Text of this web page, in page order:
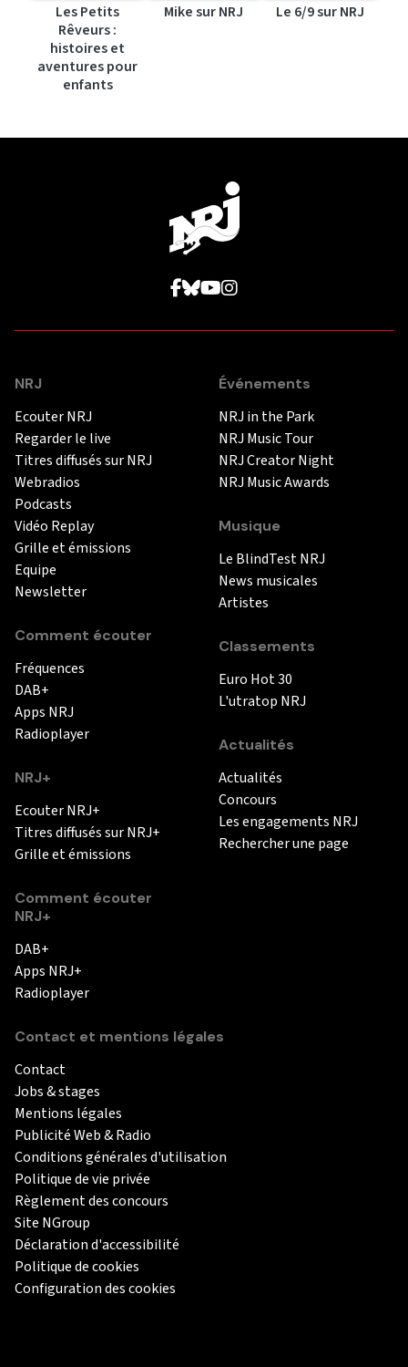
Les Petits
Rêveurs :
histoires et
aventures pour
enfants
Mike sur NRJ Le 6/9 sur NRJ
NRJ
Ecouter NRJ
Regarder le live
Titres diffusés sur NRJ
Webradios
Podcasts
Vidéo Replay
Grille et émissions
Equipe
Newsletter
Comment écouter
Fréquences
DAB+
Apps NRJ
Radioplayer
NRJ+
Ecouter NRJ+
Titres diffusés sur NRJ+
Grille et émissions
Comment écouter
NRJ+
DAB+
Apps NRJ+
Radioplayer
Événements
NRJ in the Park
NRJ Music Tour
NRJ Creator Night
NRJ Music Awards
Musique
Le BlindTest NRJ
News musicales
Artistes
Classements
Euro Hot 30
L'utratop NRJ
Actualités
Actualités
Concours
Les engagements NRJ
Rechercher une page
Contact et mentions légales
Contact
Jobs & stages
Mentions légales
Publicité Web & Radio
Conditions générales d'utilisation
Politique de vie privée
Règlement des concours
Site NGroup
Déclaration d'accessibilité
Politique de cookies
Configuration des cookies